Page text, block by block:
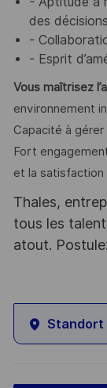
des
-
- Esprit
Vous maîtrisez
environnement
Capacité à
Fort
et la satisfaction
Thales,
tous les
atout.
Standort